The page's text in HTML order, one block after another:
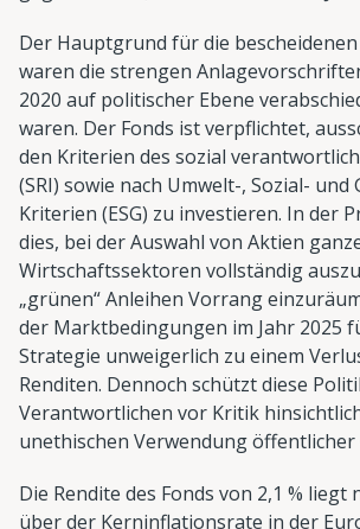
Der Hauptgrund für die
waren die strengen
2020 auf politischer Ebene
waren. Der Fonds ist verpflichtet,
den Kriterien des sozial
(SRI) sowie nach Umwelt-, Sozial- und
Kriterien (ESG) zu investieren. In der
dies, bei der Auswahl von Aktien
Wirtschaftssektoren vollständig
„grünen“ Anleihen Vorrang
der Marktbedingungen im Jahr 2025
Strategie unweigerlich zu einem
Renditen. Dennoch schützt diese
Verantwortlichen vor Kritik
unethischen Verwendung öffentlicher
Die Rendite des Fonds von 2,1 %
über der Kerninflationsrate in der